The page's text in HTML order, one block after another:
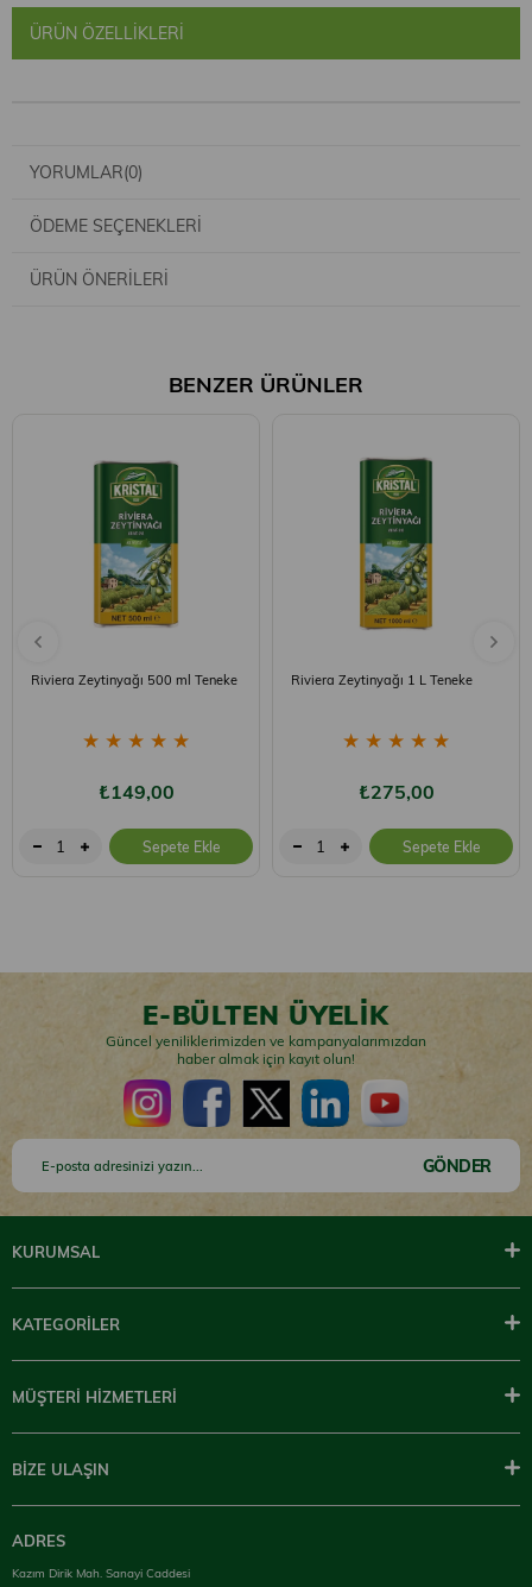
ÜRÜN ÖZELLIKLERI
YORUMLAR(0)
ÖDEME SEÇENEKLERI
ÜRÜN ÖNERILERI
BENZER ÜRÜNLER
Riviera Zeytinyağı 500 ml Teneke
★ ★ ★ ★ ★
₺149,00
Sepete Ekle
Riviera Zeytinyağı 1 L Teneke
★ ★ ★ ★ ★
₺275,00
Sepete Ekle
E-BÜLTEN ÜYELİK
Güncel yeniliklerimizden ve kampanyalarımızdan
haber almak için kayıt olun!
GÖNDER
KURUMSAL
KATEGORİLER
MÜŞTERİ HİZMETLERİ
BİZE ULAŞIN
ADRES
Kazım Dirik Mah. Sanayi Caddesi